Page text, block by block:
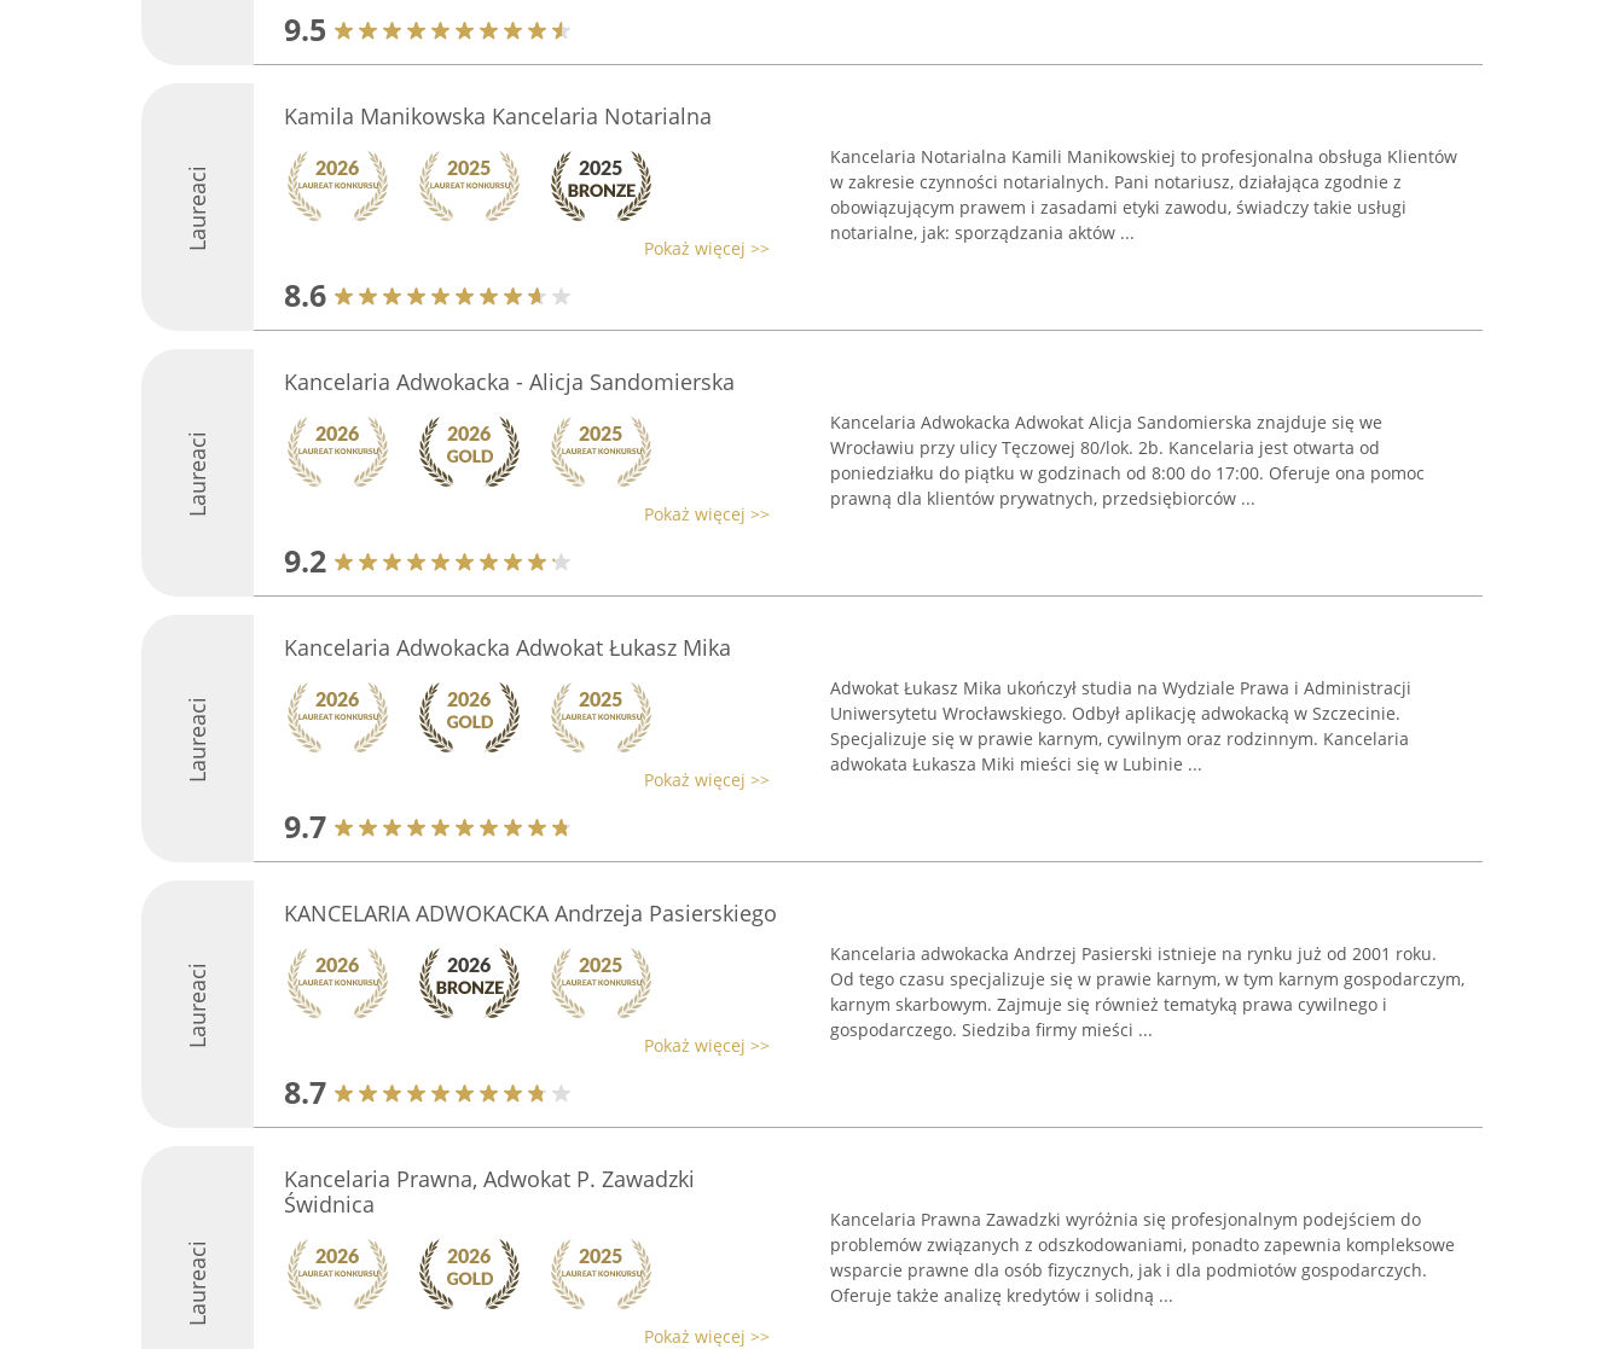
9.5
Laureaci
Kamila Manikowska Kancelaria Notarialna
Pokaż więcej >>
8.6
Kancelaria Notarialna Kamili Manikowskiej to profesjonalna obsługa Klientów
w zakresie czynności notarialnych. Pani notariusz, działająca zgodnie z
obowiązującym prawem i zasadami etyki zawodu, świadczy takie usługi
notarialne, jak: sporządzania aktów ...
Laureaci
Kancelaria Adwokacka - Alicja Sandomierska
Pokaż więcej >>
9.2
Kancelaria Adwokacka Adwokat Alicja Sandomierska znajduje się we
Wrocławiu przy ulicy Tęczowej 80/lok. 2b. Kancelaria jest otwarta od
poniedziałku do piątku w godzinach od 8:00 do 17:00. Oferuje ona pomoc
prawną dla klientów prywatnych, przedsiębiorców ...
Laureaci
Kancelaria Adwokacka Adwokat Łukasz Mika
Pokaż więcej >>
9.7
Adwokat Łukasz Mika ukończył studia na Wydziale Prawa i Administracji
Uniwersytetu Wrocławskiego. Odbył aplikację adwokacką w Szczecinie.
Specjalizuje się w prawie karnym, cywilnym oraz rodzinnym. Kancelaria
adwokata Łukasza Miki mieści się w Lubinie ...
Laureaci
KANCELARIA ADWOKACKA Andrzeja Pasierskiego
Pokaż więcej >>
8.7
Kancelaria adwokacka Andrzej Pasierski istnieje na rynku już od 2001 roku.
Od tego czasu specjalizuje się w prawie karnym, w tym karnym gospodarczym,
karnym skarbowym. Zajmuje się również tematyką prawa cywilnego i
gospodarczego. Siedziba firmy mieści ...
Laureaci
Kancelaria Prawna, Adwokat P. Zawadzki
Świdnica
Pokaż więcej >>
Kancelaria Prawna Zawadzki wyróżnia się profesjonalnym podejściem do
problemów związanych z odszkodowaniami, ponadto zapewnia kompleksowe
wsparcie prawne dla osób fizycznych, jak i dla podmiotów gospodarczych.
Oferuje także analizę kredytów i solidną ...